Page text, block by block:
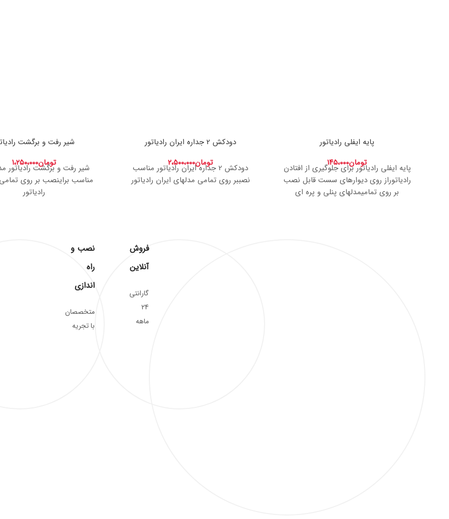
پایه ایفلی رادیاتور
تومان۱۴۵،۰۰۰
پایه ایفلی رادیاتور برای جلوگیری از افتادن
رادیاتوراز روی دیوارهای سست قابل نصب
بر روی تمامیمدلهای پنلی و پره ای
دودکش 2 جداره ایران رادیاتور
تومان۲،۵۰۰،۰۰۰
دودکش 2 جداره ایران رادیاتور مناسب
نصببر روی تمامی مدلهای ایران رادیاتور
شیر رفت و برگشت
تومان۱،۲۵۰،۰۰۰
شیر رفت و برگشت رادیاتور
مناسب براینصب بر روی
رادیاتور
نصب و
راه
اندازی
متخصصان
با تجریه
فروش
آنلاین
گارانتی
24
ماهه